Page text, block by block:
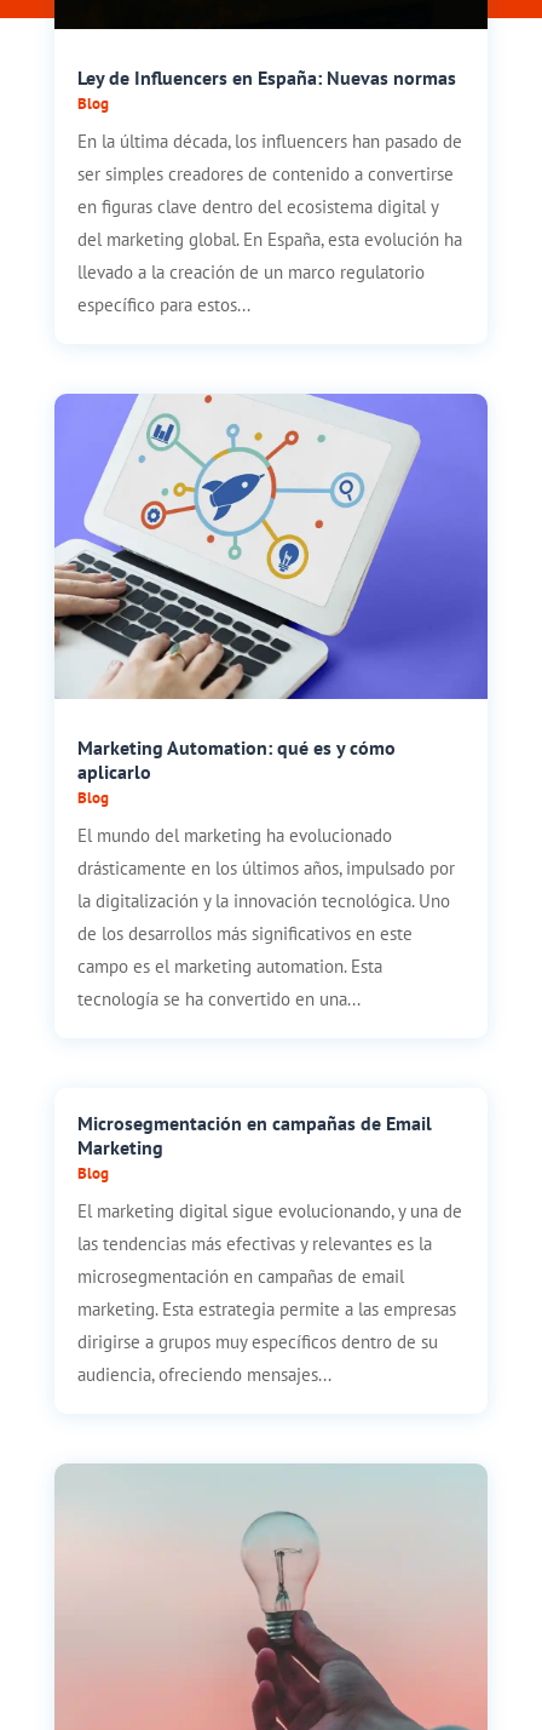
Ley de Influencers en España: Nuevas normas
Blog
En la última década, los influencers han pasado de
ser simples creadores de contenido a convertirse
en figuras clave dentro del ecosistema digital y
del marketing global. En España, esta evolución ha
llevado a la creación de un marco regulatorio
específico para estos...
Marketing Automation: qué es y cómo
aplicarlo
Blog
El mundo del marketing ha evolucionado
drásticamente en los últimos años, impulsado por
la digitalización y la innovación tecnológica. Uno
de los desarrollos más significativos en este
campo es el marketing automation. Esta
tecnología se ha convertido en una...
Microsegmentación en campañas de Email
Marketing
Blog
El marketing digital sigue evolucionando, y una de
las tendencias más efectivas y relevantes es la
microsegmentación en campañas de email
marketing. Esta estrategia permite a las empresas
dirigirse a grupos muy específicos dentro de su
audiencia, ofreciendo mensajes...